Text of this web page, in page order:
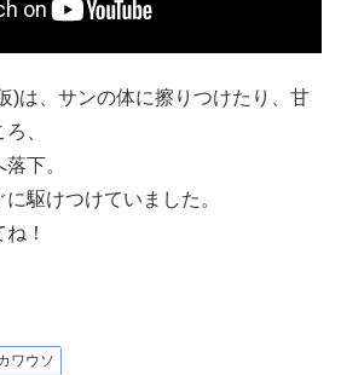
)は、サンの体に擦りつけたり、甘
、
下。
駆けつけていました。
！
ワウソ